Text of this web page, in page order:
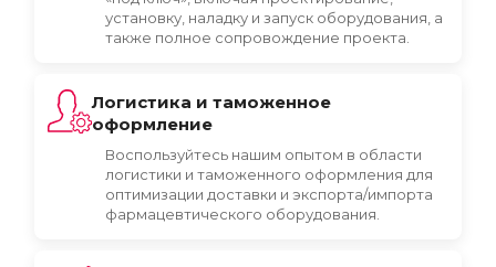
установку, наладку и запуск оборудования, а
также полное сопровождение проекта.
Логистика и таможенное
оформление
Воспользуйтесь нашим опытом в области
логистики и таможенного оформления для
оптимизации доставки и экспорта/импорта
фармацевтического оборудования.